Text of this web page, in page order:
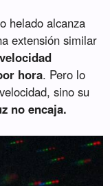
helado alcanza
extensión similar
hora. Pero lo
sino su
no encaja.